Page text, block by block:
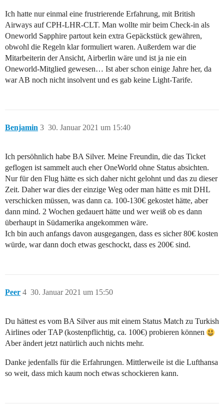
Ich hatte nur einmal eine frustrierende Erfahrung, mit British
Airways auf CPH-LHR-CLT. Man wollte mir beim Check-in als
Oneworld Sapphire partout kein extra Gepäckstück gewähren,
obwohl die Regeln klar formuliert waren. Außerdem war die
Mitarbeiterin der Ansicht, Airberlin wäre und ist ja nie ein
Oneworld-Mitglied gewesen… Ist aber schon einige Jahre her, da
war AB noch nicht insolvent und es gab keine Light-Tarife.
Benjamin 30. Januar 2021 um 15:40
3
Ich persöhnlich habe BA Silver. Meine Freundin, die das Ticket
geflogen ist sammelt auch eher OneWorld ohne Status absichten.
Nur für den Flug hätte es sich daher nicht gelohnt und das zu dieser
Zeit. Daher war dies der einzige Weg oder man hätte es mit DHL
verschicken müssen, was dann ca. 100-130€ gekostet hätte, aber
dann mind. 2 Wochen gedauert hätte und wer weiß ob es dann
überhaupt in Südamerika angekommen wäre.
Ich bin auch anfangs davon ausgegangen, dass es sicher 80€ kosten
würde, war dann doch etwas geschockt, dass es 200€ sind.
Peer 30. Januar 2021 um 15:50
4
Du hättest es vom BA Silver aus mit einem Status Match zu Turkish
Airlines oder TAP (kostenpflichtig, ca. 100€) probieren können
Aber ändert jetzt natürlich auch nichts mehr.
Danke jedenfalls für die Erfahrungen. Mittlerweile ist die Lufthansa
so weit, dass mich kaum noch etwas schockieren kann.